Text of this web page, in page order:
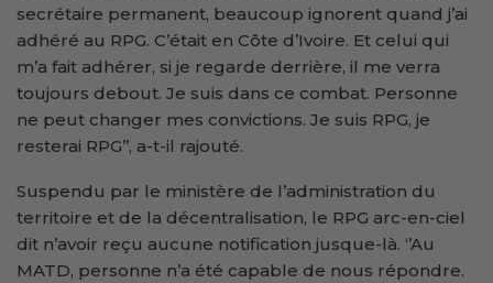
secrétaire permanent, beaucoup ignorent quand j’ai
adhéré au RPG. C’était en Côte d’Ivoire. Et celui qui
m’a fait adhérer, si je regarde derrière, il me verra
toujours debout. Je suis dans ce combat. Personne
ne peut changer mes convictions. Je suis RPG, je
resterai RPG’’, a-t-il rajouté.
Suspendu par le ministère de l’administration du
territoire et de la décentralisation, le RPG arc-en-ciel
dit n’avoir reçu aucune notification jusque-là. ‘’Au
MATD, personne n’a été capable de nous répondre.